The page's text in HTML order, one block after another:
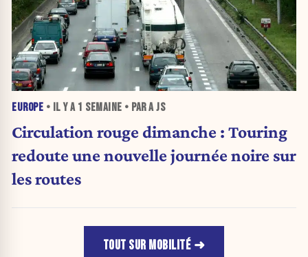
EUROPE • IL Y A 1 SEMAINE • PAR A JS
Circulation rouge dimanche : Touring
redoute une nouvelle journée noire sur
les routes
TOUT SUR MOBILITÉ